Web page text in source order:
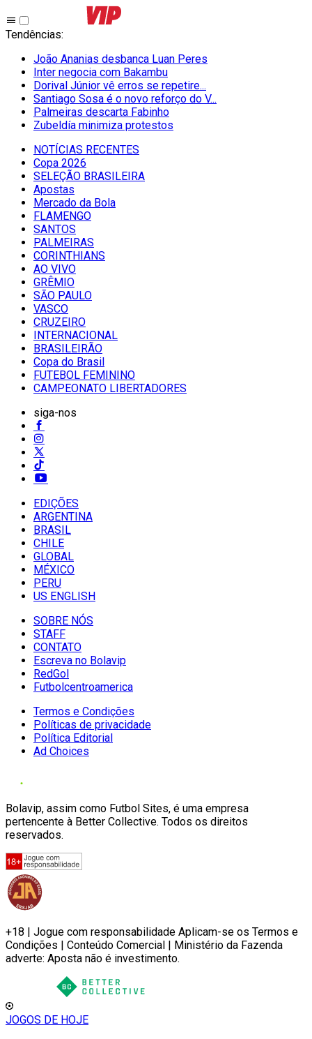
Tendências:
João Ananias desbanca Luan Peres
Inter negocia com Bakambu
Dorival Júnior vê erros se repetire...
Santiago Sosa é o novo reforço do V...
Palmeiras descarta Fabinho
Zubeldía minimiza protestos
NOTÍCIAS RECENTES
Copa 2026
SELEÇÃO BRASILEIRA
Apostas
Mercado da Bola
FLAMENGO
SANTOS
PALMEIRAS
CORINTHIANS
AO VIVO
GRÊMIO
SĀO PAULO
VASCO
CRUZEIRO
INTERNACIONAL
BRASILEIRÃO
Copa do Brasil
FUTEBOL FEMININO
CAMPEONATO LIBERTADORES
siga-nos
EDIÇÕES
ARGENTINA
BRASIL
CHILE
GLOBAL
MÉXICO
PERU
US ENGLISH
SOBRE NÓS
STAFF
CONTATO
Escreva no Bolavip
RedGol
Futbolcentroamerica
Termos e Condições
Políticas de privacidade
Política Editorial
Ad Choices
Bolavip, assim como Futbol Sites, é uma empresa
pertencente à Better Collective. Todos os direitos
reservados.
+18 | Jogue com responsabilidade Aplicam-se os Termos e
Condições | Conteúdo Comercial | Ministério da Fazenda
adverte: Aposta não é investimento.
JOGOS DE HOJE